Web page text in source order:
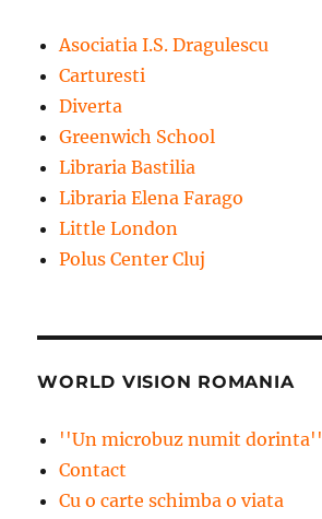
Asociatia I.S. Dragulescu
Carturesti
Diverta
Greenwich School
Libraria Bastilia
Libraria Elena Farago
Little London
Polus Center Cluj
WORLD VISION ROMANIA
''Un microbuz numit dorinta''
Contact
Cu o carte schimba o viata